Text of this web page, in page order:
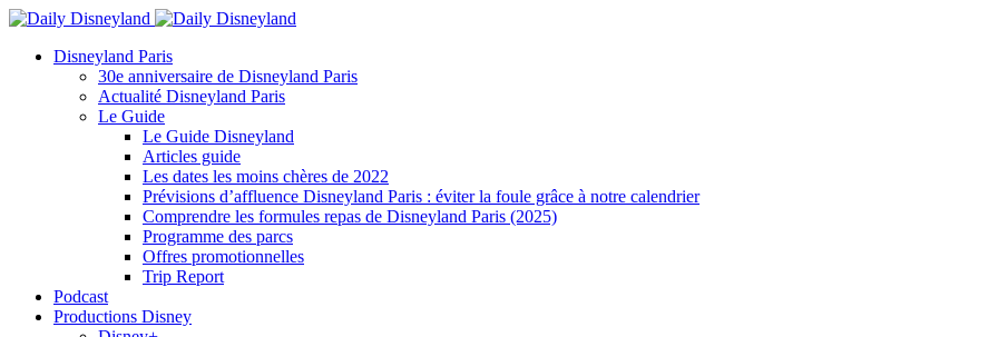
Disneyland Paris
30e anniversaire de Disneyland Paris
Actualité Disneyland Paris
Le Guide
Le Guide Disneyland
Articles guide
Les dates les moins chères de 2022
Prévisions d’affluence Disneyland Paris : éviter la foule grâce à notre calendrier
Comprendre les formules repas de Disneyland Paris (2025)
Programme des parcs
Offres promotionnelles
Trip Report
Podcast
Productions Disney